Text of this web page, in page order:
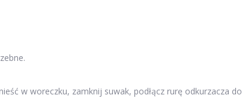
w woreczku, zamknij suwak, podłącz rurę odkurzacza do